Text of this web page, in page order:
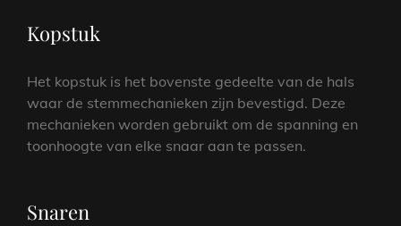
Kopstuk
Het kopstuk is het bovenste gedeelte van de hals
waar de stemmechanieken zijn bevestigd. Deze
mechanieken worden gebruikt om de spanning en
toonhoogte van elke snaar aan te passen.
Snaren